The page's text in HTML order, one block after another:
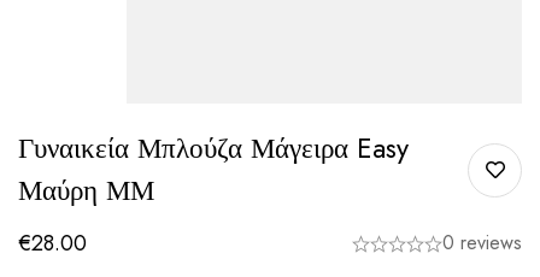
Γυναικεία Μπλούζα Μάγειρα Easy
Μαύρη ΜΜ
€28.00 0 reviews